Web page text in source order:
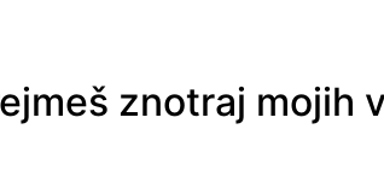
znotraj mojih